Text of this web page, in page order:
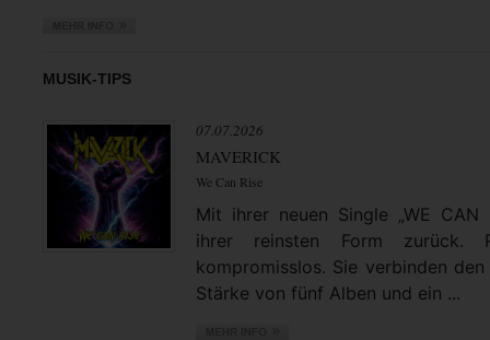
MUSIK-TIPS
07.07.2026
MAVERICK
We Can Rise
Mit ihrer neuen Single „WE CAN
ihrer reinsten Form zurück.
kompromisslos. Sie verbinden
Stärke von fünf Alben und ein ...